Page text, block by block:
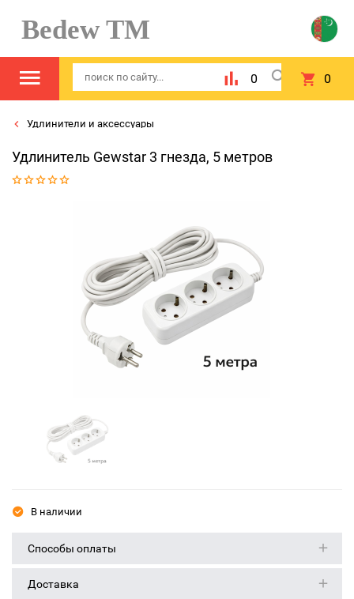
Bedew TM
0 0
Удлинители и аксессуары
Удлинитель Gewstar 3 гнезда, 5 метров
В наличии
Способы оплаты
Доставка